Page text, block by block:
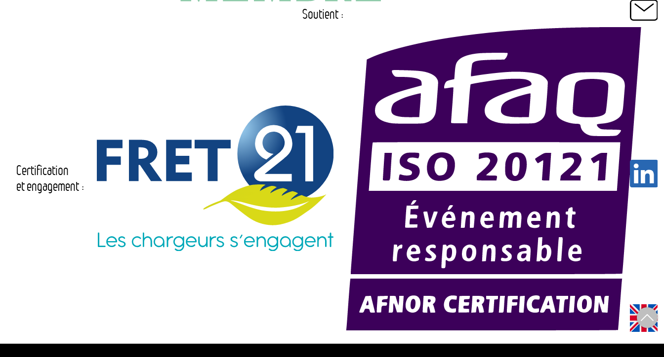
Soutient :
Certification
et engagement :